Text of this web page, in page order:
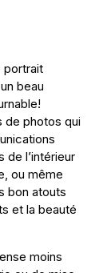
portrait
beau
de photos qui
de l’intérieur
ou même
bon atouts
et la beauté
moins